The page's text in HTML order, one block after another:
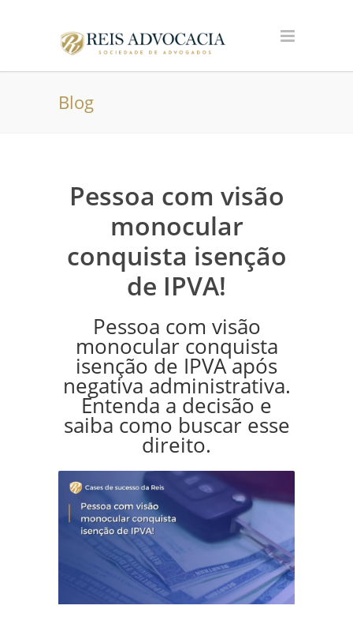
Blog
Pessoa com visão
monocular
conquista isenção
de IPVA!
Pessoa com visão
monocular conquista
isenção de IPVA após
negativa administrativa.
Entenda a decisão e
saiba como buscar esse
direito.